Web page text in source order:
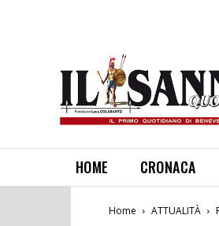
HOME CRONACA
Home ATTUALITÀ